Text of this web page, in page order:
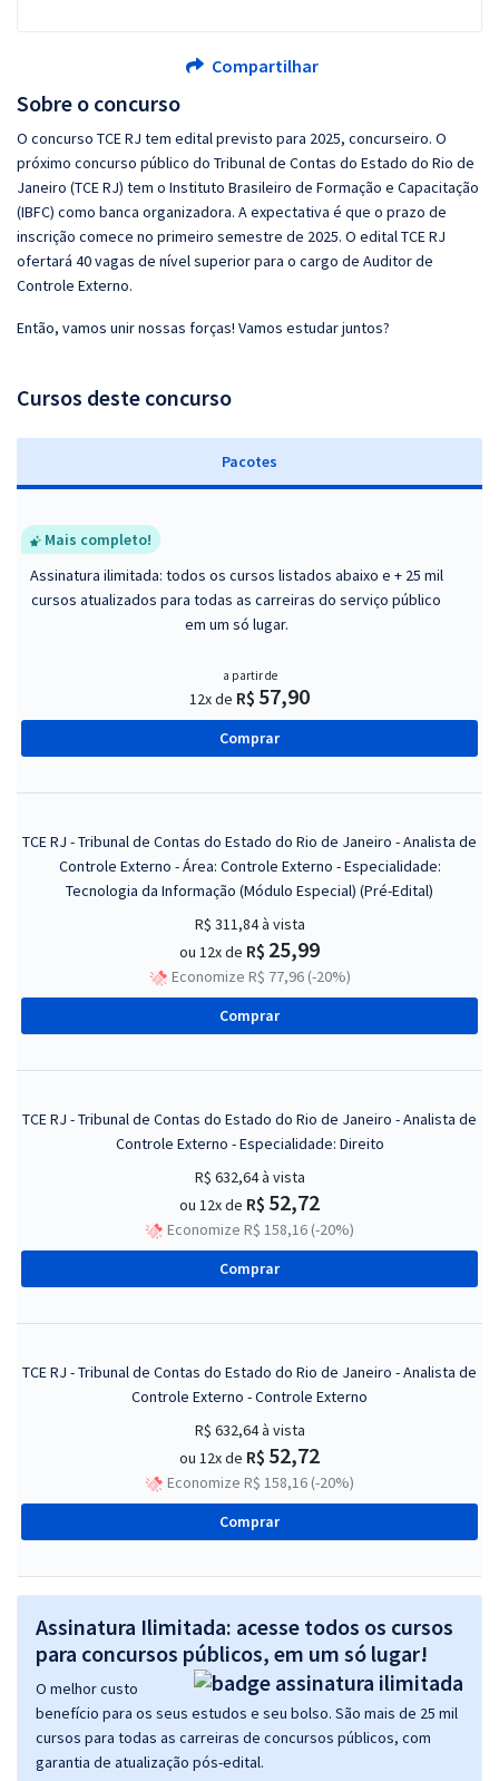
Sobre o concurso
O concurso TCE RJ tem edital previsto para 2025, concurseiro. O
próximo concurso público do Tribunal de Contas do Estado do Rio de
Janeiro (TCE RJ) tem o Instituto Brasileiro de Formação e Capacitação
(IBFC) como banca organizadora. A expectativa é que o prazo de
inscrição comece no primeiro semestre de 2025. O edital TCE RJ
ofertará 40 vagas de nível superior para o cargo de Auditor de
Controle Externo.
Então, vamos unir nossas forças! Vamos estudar juntos?
Cursos deste concurso
Pacotes
Mais completo!
Assinatura ilimitada: todos os cursos listados abaixo e + 25 mil
cursos atualizados para todas as carreiras do serviço público
em um só lugar.
a partir de
12x de R$ 57,90
Comprar
TCE RJ - Tribunal de Contas do Estado do Rio de Janeiro - Analista de
Controle Externo - Área: Controle Externo - Especialidade:
Tecnologia da Informação (Módulo Especial) (Pré-Edital)
R$ 311,84à vista
ou 12x de R$ 25,99
Economize R$ 77,96 (-20%)
Comprar
TCE RJ - Tribunal de Contas do Estado do Rio de Janeiro - Analista de
Controle Externo - Especialidade: Direito
R$ 632,64à vista
ou 12x de R$ 52,72
Economize R$ 158,16 (-20%)
Comprar
TCE RJ - Tribunal de Contas do Estado do Rio de Janeiro - Analista de
Controle Externo - Controle Externo
R$ 632,64à vista
ou 12x de R$ 52,72
Economize R$ 158,16 (-20%)
Comprar
Assinatura Ilimitada: acesse todos os cursos
para concursos públicos, em um só lugar!
O melhor custo
benefício para os seus estudos e seu bolso. São mais de 25 mil
cursos para todas as carreiras de concursos públicos, com
garantia de atualização pós-edital.
Compartilhar